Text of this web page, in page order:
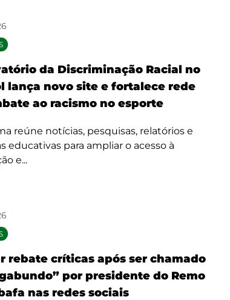
da Discriminação Racial no
lança novo site e fortalece rede
ao racismo no esporte
reúne notícias, pesquisas, relatórios e
educativas para ampliar o acesso à
e...
rebate críticas após ser chamado
por presidente do Remo
nas redes sociais